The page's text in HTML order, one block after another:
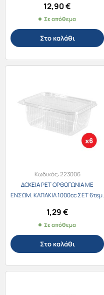
12,90€
Σε απόθεμα
Στο καλάθι
Κωδικός:223006
ΔΟΧΕΙΑ PET ΟΡΘΟΓΩΝΙΑ ΜΕ
ΕΝΣΩΜ. ΚΑΠΑΚΙΑ 1000cc ΣΕΤ 6τεμ.
1,29€
Σε απόθεμα
Στο καλάθι